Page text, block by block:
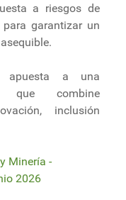
a riesgos de
garantizar un
apuesta a una
que combine
inclusión
Minería -
2026